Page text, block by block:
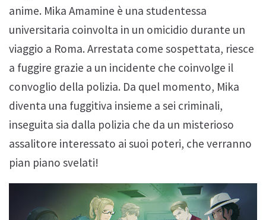
anime. Mika Amamine è una studentessa
universitaria coinvolta in un omicidio durante un
viaggio a Roma. Arrestata come sospettata, riesce
a fuggire grazie a un incidente che coinvolge il
convoglio della polizia. Da quel momento, Mika
diventa una fuggitiva insieme a sei criminali,
inseguita sia dalla polizia che da un misterioso
assalitore interessato ai suoi poteri, che verranno
pian piano svelati!